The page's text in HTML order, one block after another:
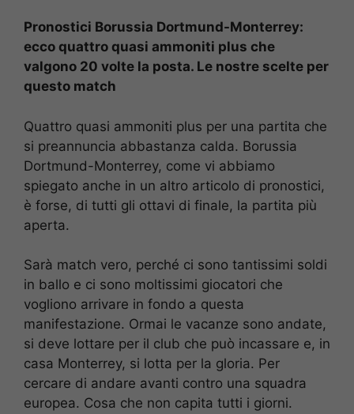
Pronostici Borussia Dortmund-Monterrey:
ecco quattro quasi ammoniti plus che
valgono 20 volte la posta. Le nostre scelte per
questo match
Quattro quasi ammoniti plus per una partita che
si preannuncia abbastanza calda. Borussia
Dortmund-Monterrey, come vi abbiamo
spiegato anche in un altro articolo di pronostici,
è forse, di tutti gli ottavi di finale, la partita più
aperta.
Sarà match vero, perché ci sono tantissimi soldi
in ballo e ci sono moltissimi giocatori che
vogliono arrivare in fondo a questa
manifestazione. Ormai le vacanze sono andate,
si deve lottare per il club che può incassare e, in
casa Monterrey, si lotta per la gloria. Per
cercare di andare avanti contro una squadra
europea. Cosa che non capita tutti i giorni.